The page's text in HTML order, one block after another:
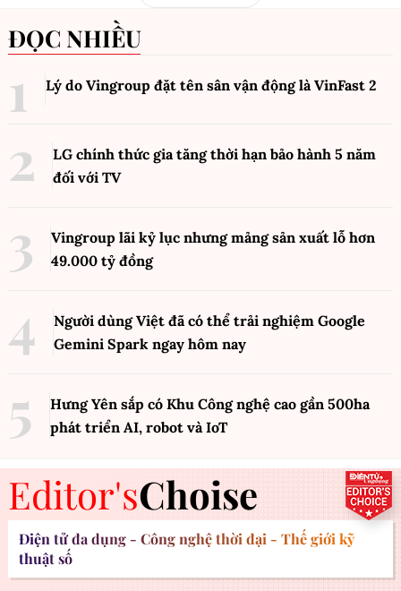
ĐỌC NHIỀU
Lý do Vingroup đặt tên sân vận động là VinFast 2
LG chính thức gia tăng thời hạn bảo hành 5 năm
đối với TV
Vingroup lãi kỷ lục nhưng mảng sản xuất lỗ hơn
49.000 tỷ đồng
Người dùng Việt đã có thể trải nghiệm Google
Gemini Spark ngay hôm nay
Hưng Yên sắp có Khu Công nghệ cao gần 500ha
phát triển AI, robot và IoT
Editor'sChoise
Điện tử đa dụng - Công nghệ thời đại - Thế giới kỹ
thuật số